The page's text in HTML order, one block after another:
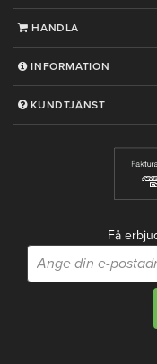
HANDLA
INFORMATION
KUNDTJÄNST
Få